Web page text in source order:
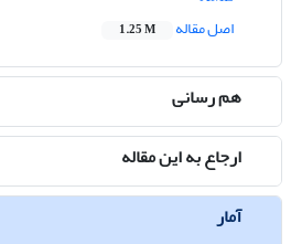
اصل مقاله
1.25 M
هم رسانی
ارجاع به این مقاله
آمار